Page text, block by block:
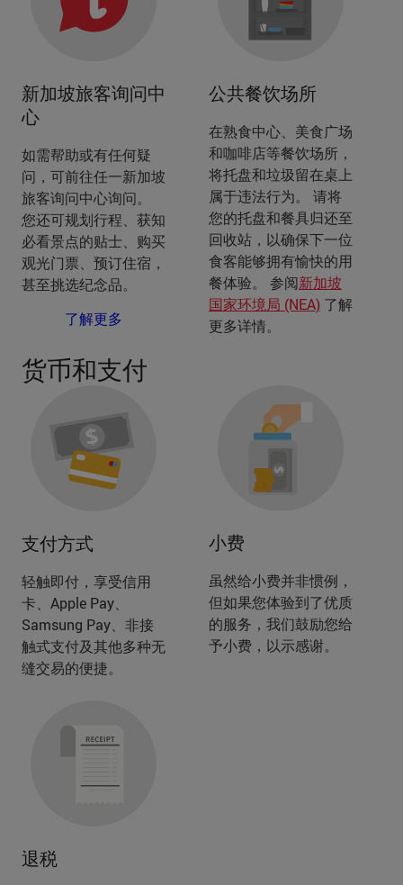
新加坡旅客询问中
心
如需帮助或有任何疑
问，可前往任一新加坡
旅客询问中心询问。
您还可规划行程、获知
必看景点的贴士、购买
观光门票、预订住宿，
甚至挑选纪念品。
了解更多
公共餐饮场所
在熟食中心、美食广场
和咖啡店等餐饮场所，
将托盘和垃圾留在桌上
属于违法行为。 请将
您的托盘和餐具归还至
回收站，以确保下一位
食客能够拥有愉快的用
餐体验。 参阅新加坡
国家环境局 (NEA) 了解
更多详情。
货币和支付
支付方式
轻触即付，享受信用
卡、Apple Pay、
Samsung Pay、非接
触式支付及其他多种无
缝交易的便捷。
小费
虽然给小费并非惯例，
但如果您体验到了优质
的服务，我们鼓励您给
予小费，以示感谢。
退税